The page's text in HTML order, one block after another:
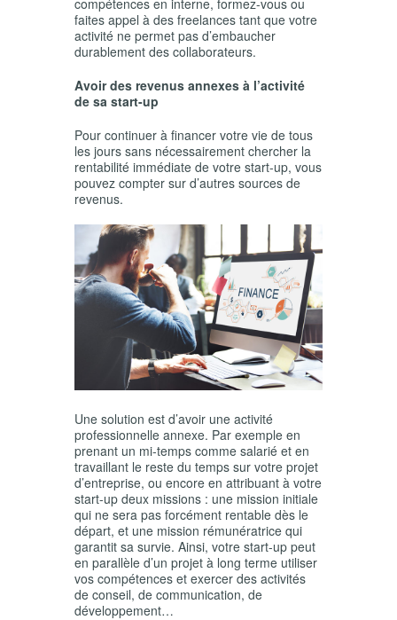
compétences en interne, formez-vous ou
faites appel à des freelances tant que votre
activité ne permet pas d’embaucher
durablement des collaborateurs.
Avoir des revenus annexes à l’activité
de sa start-up
Pour continuer à financer votre vie de tous
les jours sans nécessairement chercher la
rentabilité immédiate de votre start-up, vous
pouvez compter sur d’autres sources de
revenus.
Une solution est d’avoir une activité
professionnelle annexe. Par exemple en
prenant un mi-temps comme salarié et en
travaillant le reste du temps sur votre projet
d’entreprise, ou encore en attribuant à votre
start-up deux missions : une mission initiale
qui ne sera pas forcément rentable dès le
départ, et une mission rémunératrice qui
garantit sa survie. Ainsi, votre start-up peut
en parallèle d’un projet à long terme utiliser
vos compétences et exercer des activités
de conseil, de communication, de
développement…